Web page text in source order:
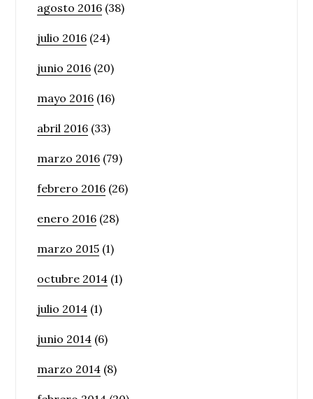
agosto 2016 (38)
julio 2016 (24)
junio 2016 (20)
mayo 2016 (16)
abril 2016 (33)
marzo 2016 (79)
febrero 2016 (26)
enero 2016 (28)
marzo 2015 (1)
octubre 2014 (1)
julio 2014 (1)
junio 2014 (6)
marzo 2014 (8)